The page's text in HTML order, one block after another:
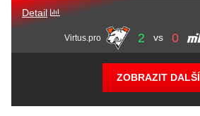
Detail
Virtus.pro 2 vs 0
ZOBRAZIT DALŠÍ